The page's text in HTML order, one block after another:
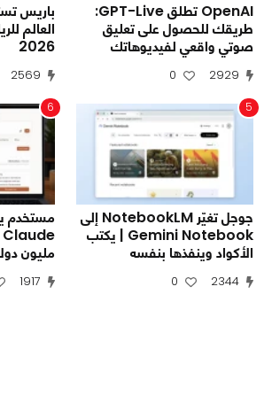
OpenAI تطلق GPT-Live:
طريقك للحصول على تعليق
صوتي واقعي لفيديوهاتك
2929
0
باريس
العالم
2026
2569
5
جوجل تغيّر NotebookLM إلى
Gemini Notebook | يكتب
الأكواد وينفذها بنفسه
2344
0
6
مستخدم
مليون
1917